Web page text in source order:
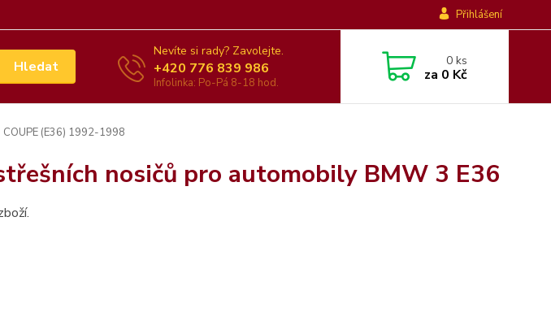
Přihlášení
Hledat
Nevíte si rady? Zavolejte.
+420 776 839 986
Infolinka: Po-Pá 8-18 hod.
0ks
za 0 Kč
COUPE (E36) 1992-1998
nosičů pro automobily BMW 3 E36